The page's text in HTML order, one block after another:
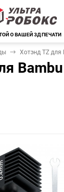
О ВАШЕЙ 3Д ПЕЧАТИ
Хотэнд TZ для